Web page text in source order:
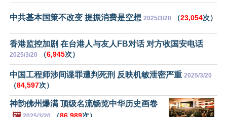
中共基本国策不改变 提振消费是空想 2025/3/20 （23,054次）
香港监控加剧 在台港人与友人FB对话 对方收国安电话
2025/3/20 （6,945次）
中国工程师涉间谍罪遭判死刑 反映机敏泄密严重 2025/3/20
（84,597次）
神韵佛州爆满 顶级名流畅览中华历史画卷
🖼️
（86,989次）